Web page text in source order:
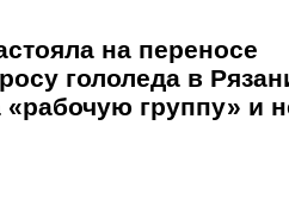
на переносе
гололеда в
группу» и